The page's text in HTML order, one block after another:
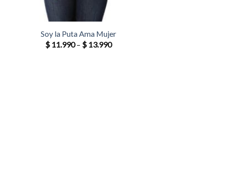
Soy la Puta Ama Mujer
$11.990– $13.990